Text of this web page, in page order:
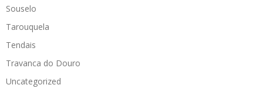
Souselo
Tarouquela
Tendais
Travanca do Douro
Uncategorized